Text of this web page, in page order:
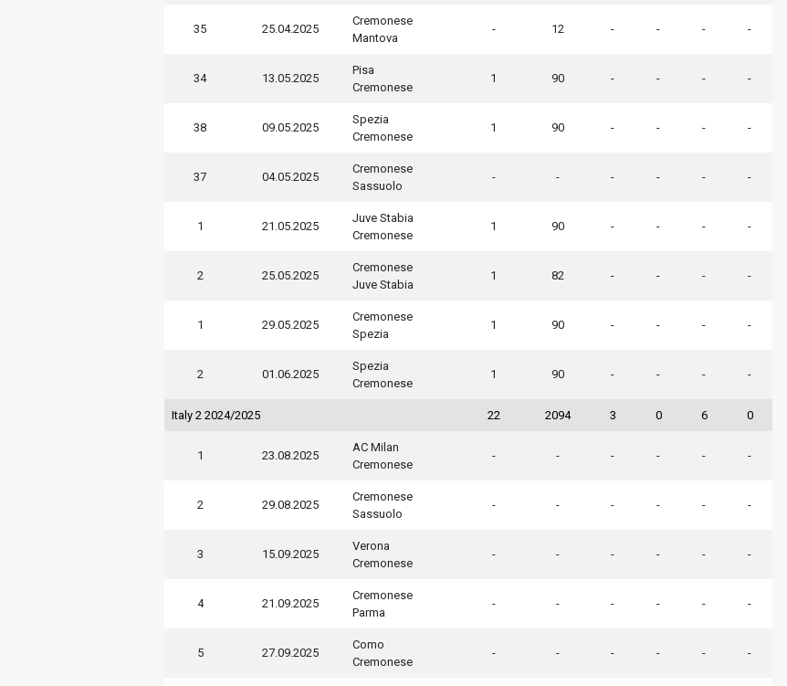
35 25.04.2025
Cremonese
Mantova
- 12 - - - -
34 13.05.2025
Pisa
Cremonese
1 90 - - - -
38 09.05.2025
Spezia
Cremonese
1 90 - - - -
37 04.05.2025
Cremonese
Sassuolo
- - - - - -
1 21.05.2025
Juve Stabia
Cremonese
1 90 - - - -
2 25.05.2025
Cremonese
Juve Stabia
1 82 - - - -
1 29.05.2025
Cremonese
Spezia
1 90 - - - -
2 01.06.2025
Spezia
Cremonese
1 90 - - - -
Italy 2 2024/2025 22 2094 3 0 6 0
1 23.08.2025
AC Milan
Cremonese
- - - - - -
2 29.08.2025
Cremonese
Sassuolo
- - - - - -
3 15.09.2025
Verona
Cremonese
- - - - - -
4 21.09.2025
Cremonese
Parma
- - - - - -
5 27.09.2025
Como
Cremonese
- - - - - -